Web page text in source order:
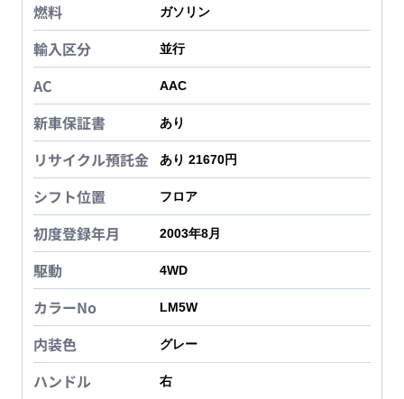
燃料 ガソリン
輸入区分 並行
AC AAC
新車保証書 あり
リサイクル預託金 あり 21670円
シフト位置 フロア
初度登録年月 2003年8月
駆動 4WD
カラーNo LM5W
内装色 グレー
ハンドル 右